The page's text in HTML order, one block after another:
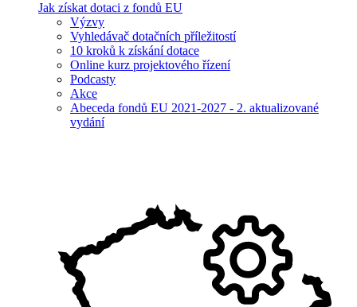
Jak získat dotaci z fondů EU
Výzvy
Vyhledávač dotačních příležitostí
10 kroků k získání dotace
Online kurz projektového řízení
Podcasty
Akce
Abeceda fondů EU 2021-2027 - 2. aktualizované
vydání